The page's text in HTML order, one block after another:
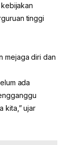
tinggi
mejaga diri dan
ada
kita,” ujar